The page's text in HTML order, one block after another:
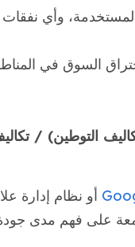
وأي
السوق في
التوطين) /
أو نظام إدارة
على فهم مدى